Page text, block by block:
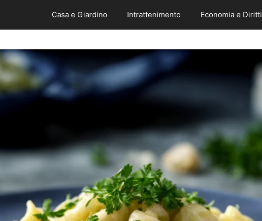
Casa e Giardino Intrattenimento Economia e Diritti